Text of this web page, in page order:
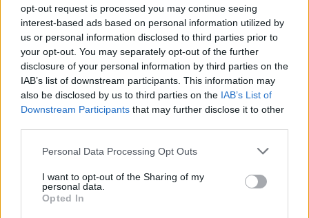
opt-out request is processed you may continue seeing
interest-based ads based on personal information utilized by
us or personal information disclosed to third parties prior to
your opt-out. You may separately opt-out of the further
disclosure of your personal information by third parties on the
IAB’s list of downstream participants. This information may
also be disclosed by us to third parties on the IAB’s List of
Downstream Participants that may further disclose it to other
Personal Data Processing Opt Outs
I want to opt-out of the Sharing of my
personal data.
Opted In
Ο ΠΡΟΕΔΡΟΣ Δ.Ε.Υ.Α.Λ.
ΣΤΑΥΡΟΓΙΑΝΝΗΣ ΝΙΚΟΛΑΟΣ
ΔΗΜΑΡΧΟΣ ΛΑΜΙΑΣ
Αρχεία:
Συνημμένο
Μέγεθος